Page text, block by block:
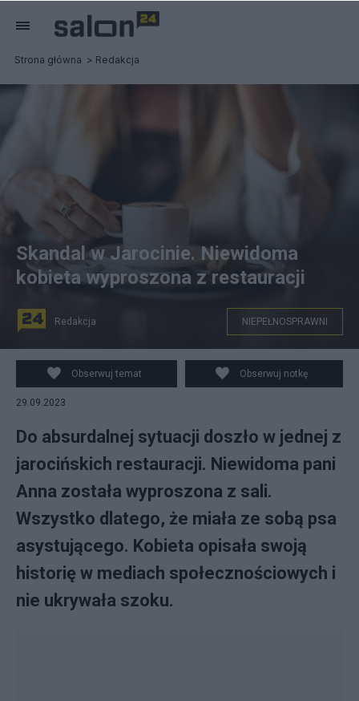
Strona główna Redakcja
źródło: Pixabay
Skandal w Jarocinie. Niewidoma
kobieta wyproszona z restauracji
Redakcja NIEPEŁNOSPRAWNI
Obserwuj temat Obserwuj notkę
29.09.2023
Do absurdalnej sytuacji doszło w jednej z
jarocińskich restauracji. Niewidoma pani
Anna została wyproszona z sali.
Wszystko dlatego, że miała ze sobą psa
asystującego. Kobieta opisała swoją
historię w mediach społecznościowych i
nie ukrywała szoku.